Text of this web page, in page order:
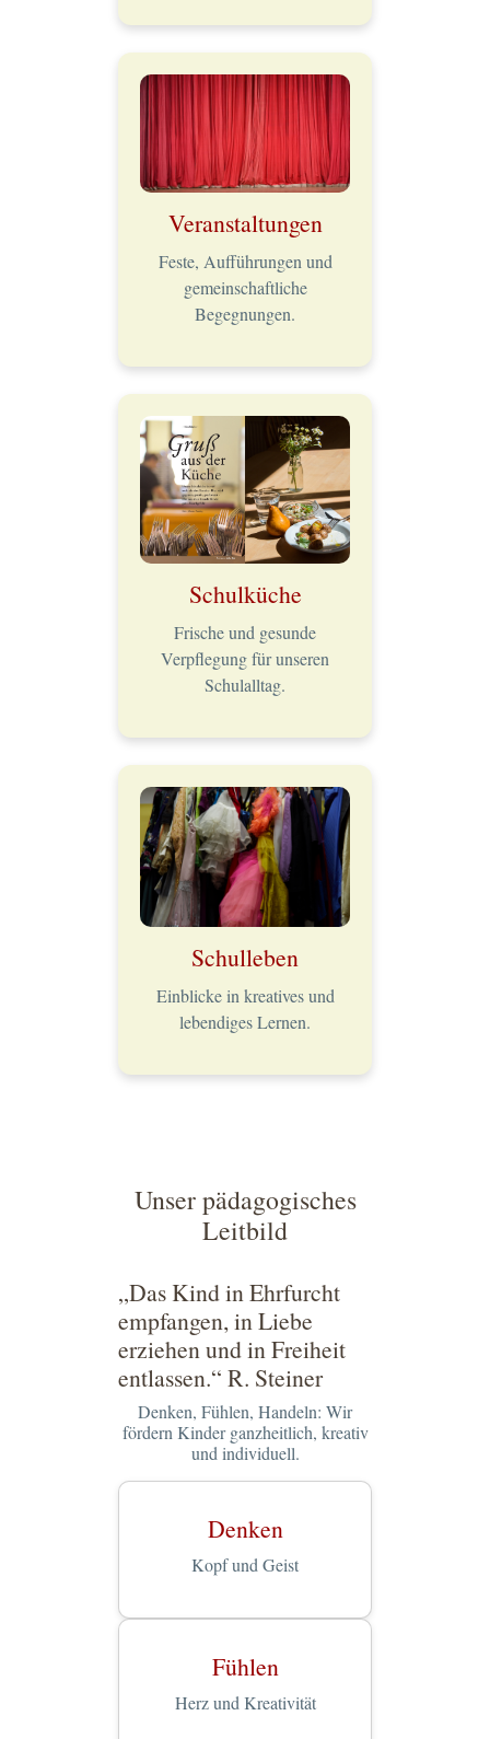
Veranstaltungen
Feste, Aufführungen und
gemeinschaftliche
Begegnungen.
Schulküche
Frische und gesunde
Verpflegung für unseren
Schulalltag.
Schulleben
Einblicke in kreatives und
lebendiges Lernen.
Unser pädagogisches
Leitbild
„Das Kind in Ehrfurcht
empfangen, in Liebe
erziehen und in Freiheit
entlassen.“ R. Steiner
Denken, Fühlen, Handeln: Wir
fördern Kinder ganzheitlich, kreativ
und individuell.
Denken
Kopf und Geist
Fühlen
Herz und Kreativität